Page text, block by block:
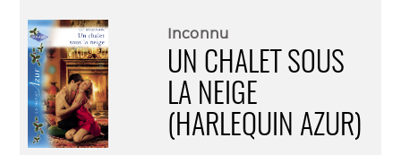
Inconnu
UN CHALET SOUS
LA NEIGE
(HARLEQUIN AZUR)